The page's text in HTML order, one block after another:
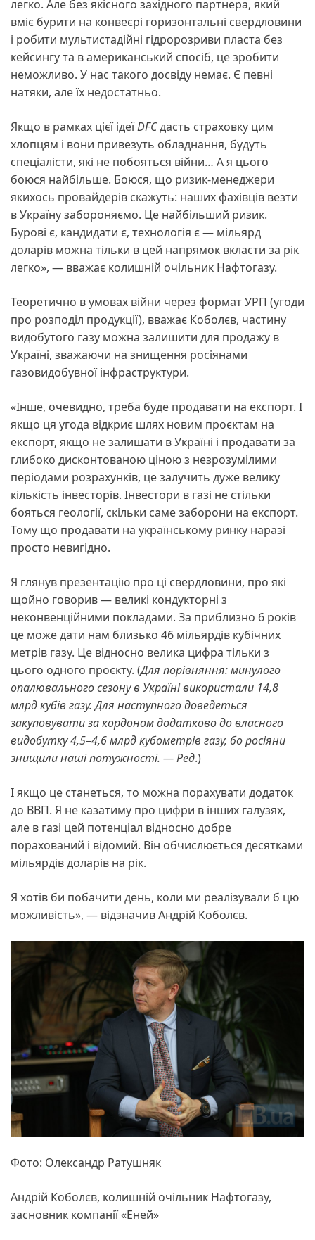
легко. Але без якісного західного партнера, який
вміє бурити на конвеєрі горизонтальні свердловини
і робити мультистадійні гідророзриви пласта без
кейсингу та в американський спосіб, це зробити
неможливо. У нас такого досвіду немає. Є певні
натяки, але їх недостатньо.
Якщо в рамках цієї ідеїDFCдасть страховку цим
хлопцям і вони привезуть обладнання, будуть
спеціалісти, які не побояться війни… А я цього
боюся найбільше. Боюся, що ризик-менеджери
якихось провайдерів скажуть: наших фахівців везти
в Україну забороняємо. Це найбільший ризик.
Бурові є, кандидати є, технологія є — мільярд
доларів можна тільки в цей напрямок вкласти за рік
легко», — вважає колишній очільник Нафтогазу.
Теоретично в умовах війни через формат УРП (угоди
про розподіл продукції), вважає Коболєв, частину
видобутого газу можна залишити для продажу в
Україні, зважаючи на знищення росіянами
газовидобувної інфраструктури.
«Інше, очевидно, треба буде продавати на експорт. І
якщо ця угода відкриє шлях новим проєктам на
експорт, якщо не залишати в Україні і продавати за
глибоко дисконтованою ціною з незрозумілими
періодами розрахунків, це залучить дуже велику
кількість інвесторів. Інвестори в газі не стільки
бояться геології, скільки саме заборони на експорт.
Тому що продавати на українському ринку наразі
просто невигідно.
Я глянув презентацію про ці свердловини, про які
щойно говорив — великі кондукторні з
неконвенційними покладами. За приблизно 6 років
це може дати нам близько 46 мільярдів кубічних
метрів газу. Це відносно велика цифра тільки з
цього одного проєкту. (Для порівняння: минулого
опалювального сезону в Україні використали 14,8
млрд кубів газу. Для наступного доведеться
закуповувати за кордоном додатково до власного
видобутку 4,5–4,6 млрд кубометрів газу, бо росіяни
знищили наші потужності. — Ред.)
І якщо це станеться, то можна порахувати додаток
до ВВП. Я не казатиму про цифри в інших галузях,
але в газі цей потенціал відносно добре
порахований і відомий. Він обчислюється десятками
мільярдів доларів на рік.
Я хотів би побачити день, коли ми реалізували б цю
можливість», — відзначив Андрій Коболєв.
Фото: Олександр Ратушняк
Андрій Коболєв, колишній очільник Нафтогазу,
засновник компанії «Еней»